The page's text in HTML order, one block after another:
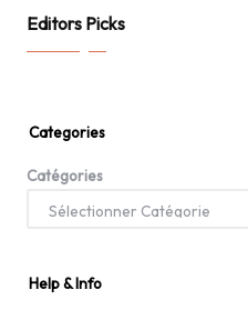
Editors Picks
Categories
Catégories
Help & Info